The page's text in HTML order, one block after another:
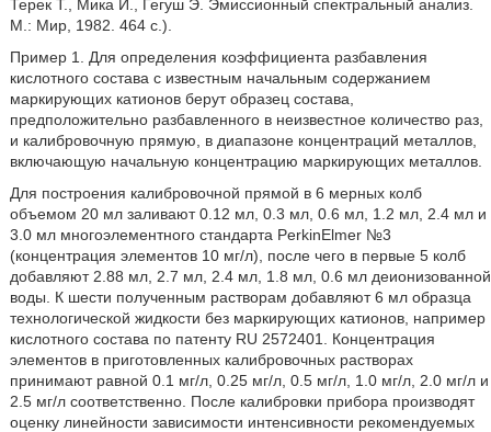
Терек Т., Мика И., Гегуш Э. Эмиссионный спектральный анализ.
М.: Мир, 1982. 464 с.).
Пример 1. Для определения коэффициента разбавления
кислотного состава с известным начальным содержанием
маркирующих катионов берут образец состава,
предположительно разбавленного в неизвестное количество раз,
и калибровочную прямую, в диапазоне концентраций металлов,
включающую начальную концентрацию маркирующих металлов.
Для построения калибровочной прямой в 6 мерных колб
объемом 20 мл заливают 0.12 мл, 0.3 мл, 0.6 мл, 1.2 мл, 2.4 мл и
3.0 мл многоэлементного стандарта PerkinElmer №3
(концентрация элементов 10 мг/л), после чего в первые 5 колб
добавляют 2.88 мл, 2.7 мл, 2.4 мл, 1.8 мл, 0.6 мл деионизованной
воды. К шести полученным растворам добавляют 6 мл образца
технологической жидкости без маркирующих катионов, например
кислотного состава по патенту RU 2572401. Концентрация
элементов в приготовленных калибровочных растворах
принимают равной 0.1 мг/л, 0.25 мг/л, 0.5 мг/л, 1.0 мг/л, 2.0 мг/л и
2.5 мг/л соответственно. После калибровки прибора производят
оценку линейности зависимости интенсивности рекомендуемых